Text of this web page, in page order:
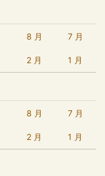
8 月 7 月
2 月 1 月
8 月 7 月
2 月 1 月